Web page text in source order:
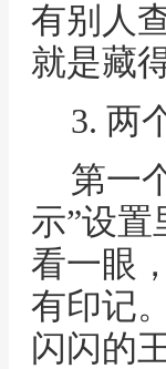
有别人
就是藏
3. 两
第一
示”设
看一眼
有印记
闪闪的